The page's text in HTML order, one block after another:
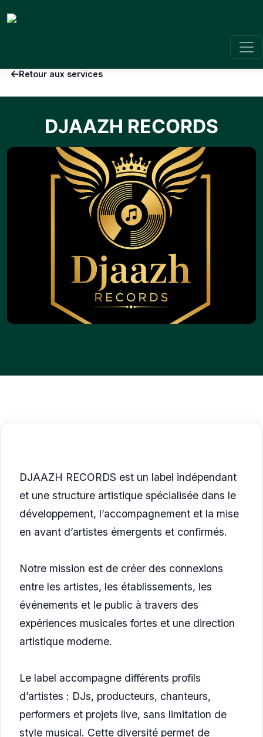
Retour aux services
DJAAZH RECORDS
DJAAZH RECORDS est un label indépendant
et une structure artistique spécialisée dans le
développement, l’accompagnement et la mise
en avant d’artistes émergents et confirmés.
Notre mission est de créer des connexions
entre les artistes, les établissements, les
événements et le public à travers des
expériences musicales fortes et une direction
artistique moderne.
Le label accompagne différents profils
d’artistes : DJs, producteurs, chanteurs,
performers et projets live, sans limitation de
style musical. Cette diversité permet de